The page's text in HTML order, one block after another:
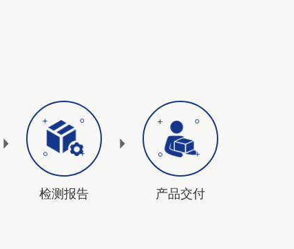
检测报告 产品交付